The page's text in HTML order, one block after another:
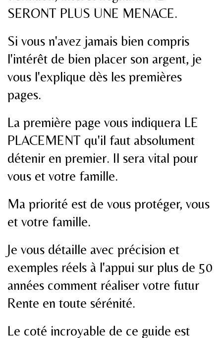
SERONT PLUS UNE MENACE.
Si vous n'avez jamais bien compris
l'intérêt de bien placer son argent, je
vous l'explique dès les premières
pages.
La première page vous indiquera LE
PLACEMENT qu'il faut absolument
détenir en premier. Il sera vital pour
vous et votre famille.
Ma priorité est de vous protéger, vous
et votre famille.
Je vous détaille avec précision et
exemples réels à l'appui sur plus de 50
années comment réaliser votre futur
Rente en toute sérénité.
Le coté incroyable de ce guide est